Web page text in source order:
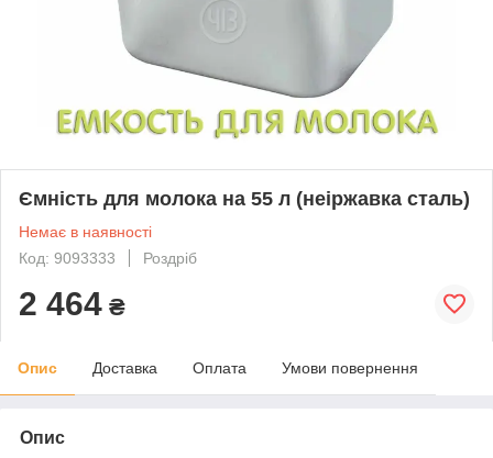
Ємність для молока на 55 л (неіржавка сталь)
Немає в наявності
Код: 9093333
Роздріб
2 464 ₴
Опис Доставка Оплата Умови повернення
Опис